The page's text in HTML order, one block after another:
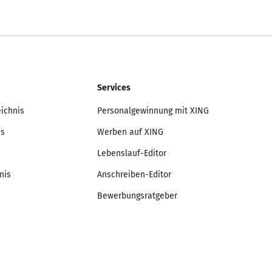
Services
Personalgewinnung mit XING
Werben auf XING
Lebenslauf-Editor
Anschreiben-Editor
Bewerbungsratgeber